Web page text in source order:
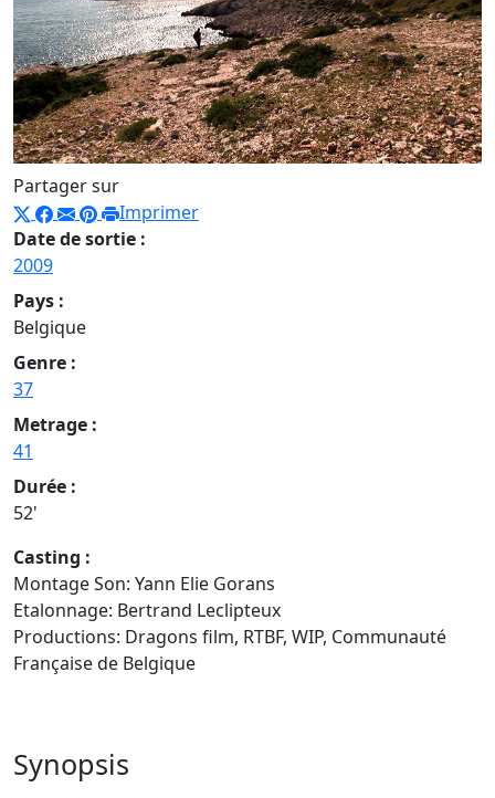
Partager sur
Imprimer
Date de sortie :
2009
Pays :
Belgique
Genre :
37
Metrage :
41
Durée :
52'
Casting :
Montage Son: Yann Elie Gorans
Etalonnage: Bertrand Leclipteux
Productions: Dragons film, RTBF, WIP, Communauté
Française de Belgique
Synopsis